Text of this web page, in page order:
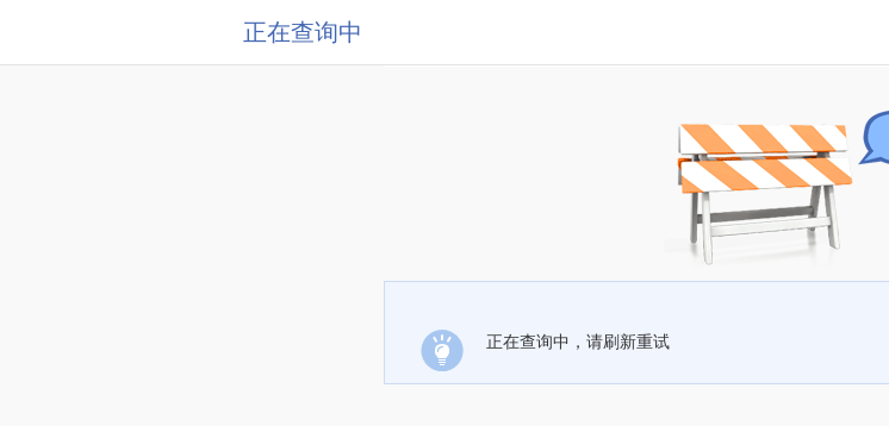
正在查询中
正在查询中，请刷新重试